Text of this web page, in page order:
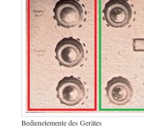
Bedienelemente des Gerätes